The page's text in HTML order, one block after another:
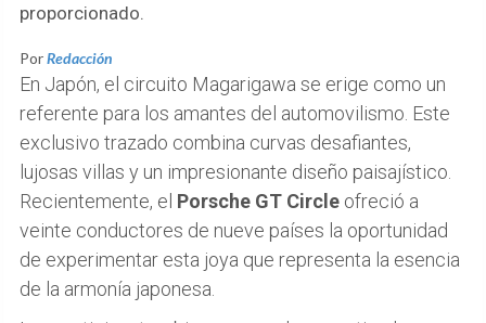
proporcionado.
PorRedacción
En Japón, el circuito Magarigawa se erige como un
referente para los amantes del automovilismo. Este
exclusivo trazado combina curvas desafiantes,
lujosas villas y un impresionante diseño paisajístico.
Recientemente, el Porsche GT Circle ofreció a
veinte conductores de nueve países la oportunidad
de experimentar esta joya que representa la esencia
de la armonía japonesa.